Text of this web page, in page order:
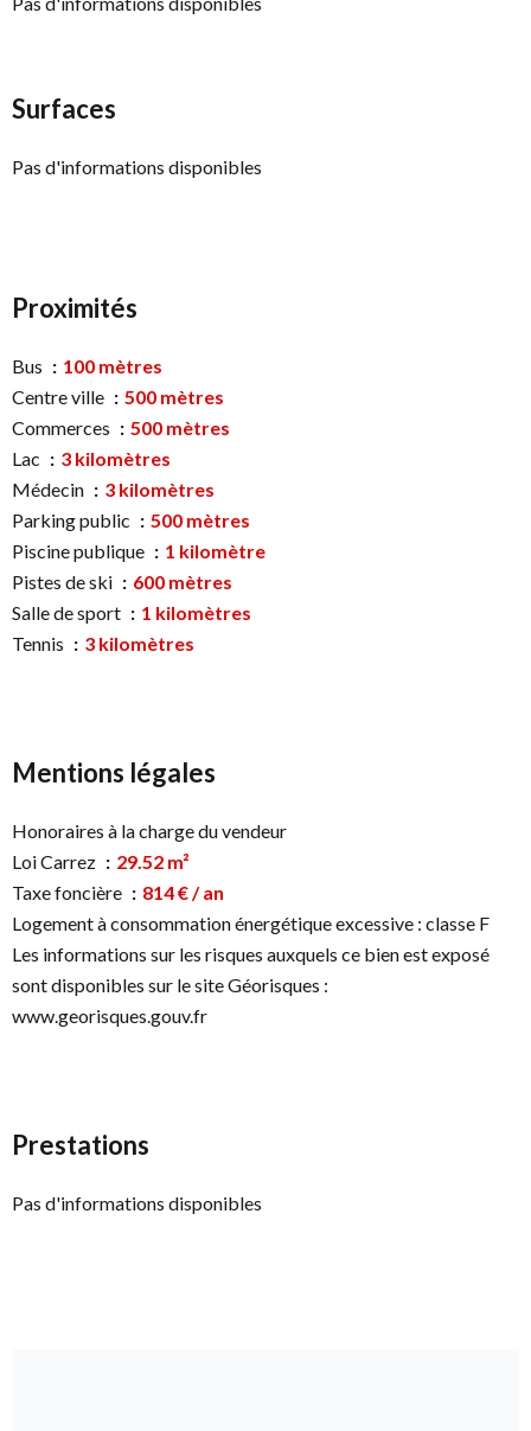
Surfaces
Pas d'informations disponibles
Proximités
Bus
100 mètres
Centre ville
500 mètres
Commerces
500 mètres
Lac
3 kilomètres
Médecin
3 kilomètres
Parking public
500 mètres
Piscine publique
1 kilomètre
Pistes de ski
600 mètres
Salle de sport
1 kilomètres
Tennis
3 kilomètres
Mentions légales
Honoraires à la charge du vendeur
Loi Carrez
29.52 m²
Taxe foncière
814 € / an
Logement à consommation énergétique excessive : classe F
Les informations sur les risques auxquels ce bien est exposé
sont disponibles sur le site Géorisques :
www.georisques.gouv.fr
Prestations
Pas d'informations disponibles